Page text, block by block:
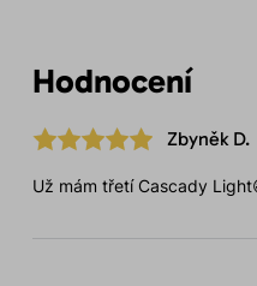
Hodnocení
Zbyněk D.
Už mám třetí Cascady